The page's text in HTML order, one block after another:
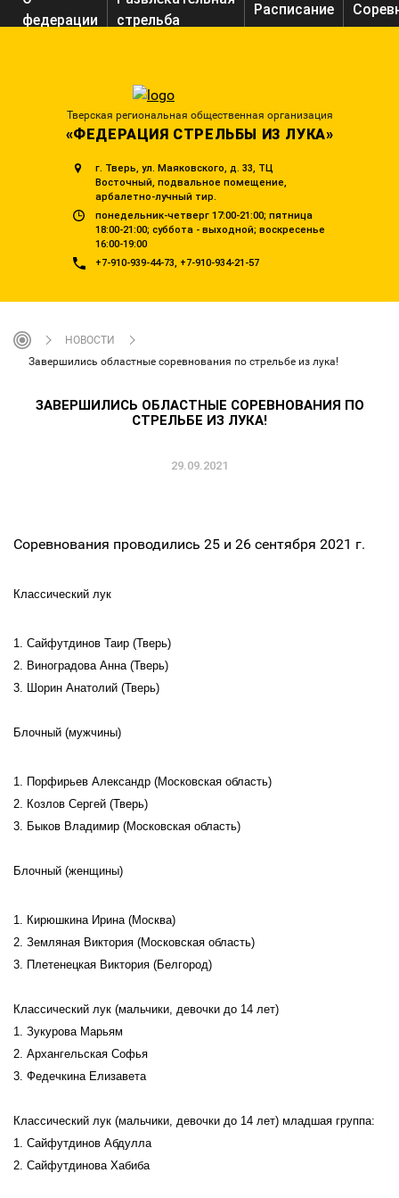
Тверская региональная общественная организация
«ФЕДЕРАЦИЯ СТРЕЛЬБЫ ИЗ ЛУКА»
г. Тверь, ул. Маяковского, д. 33, ТЦ
Восточный, подвальное помещение,
арбалетно-лучный тир.
понедельник-четверг 17:00-21:00; пятница
18:00-21:00; суббота - выходной; воскресенье
16:00-19:00
+7-910-939-44-73
+7-910-934-21-57
федерации
стрельба
Расписание
НОВОСТИ
Завершились областные соревнования по стрельбе из лука!
ЗАВЕРШИЛИСЬ ОБЛАСТНЫЕ СОРЕВНОВАНИЯ ПО
СТРЕЛЬБЕ ИЗ ЛУКА!
29.09.2021
Соревнования проводились 25 и 26 сентября 2021 г.
Классический лук
1. Сайфутдинов Таир (Тверь)
2. Виноградова Анна (Тверь)
3. Шорин Анатолий (Тверь)
Блочный (мужчины)
1. Порфирьев Александр (Московская область)
2. Козлов Сергей (Тверь)
3. Быков Владимир (Московская область)
Блочный (женщины)
1. Кирюшкина Ирина (Москва)
2. Земляная Виктория (Московская область)
3. Плетенецкая Виктория (Белгород)
Классический лук (мальчики, девочки до 14 лет)
1. Зукурова Марьям
2. Архангельская Софья
3. Федечкина Елизавета
Классический лук (мальчики, девочки до 14 лет) младшая группа:
1. Сайфутдинов Абдулла
2. Сайфутдинова Хабиба